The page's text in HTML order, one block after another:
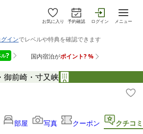
お気に入り 予約確認 ログイン メニュー
御前崎・寸又峡
部屋 写真 クーポン クチコミ